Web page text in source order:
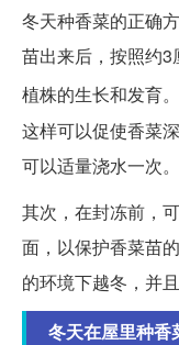
冬天种香菜的正确
苗出来后，按照约
植株的生长和发育。
这样可以促使香菜
可以适量浇水一次。
其次，在封冻前，
面，以保护香菜苗
的环境下越冬，并且
冬天在屋里种香